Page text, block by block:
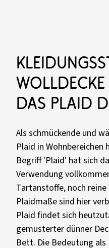
Wolldecke
das Plaid
Als schmückende und
Plaid in
Begriff 'Plaid' hat sich
Verwendung
Tartanstoffe, noch
Plaidmaße sind hier
Plaid findet sich
gemusterter dünner
Bett. Die Bedeutung